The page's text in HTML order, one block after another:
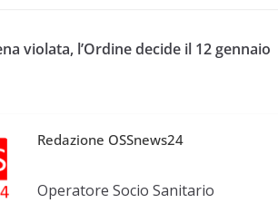
violata, l’Ordine decide il 12 gennaio
Redazione OSSnews24
Operatore Socio Sanitario